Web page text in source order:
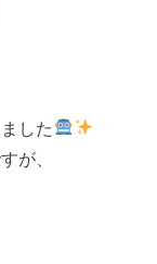
した
が、